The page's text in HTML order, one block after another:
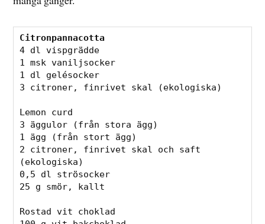
Citronpannacotta
4 dl vispgrädde
1 msk vaniljsocker
1 dl gelésocker
3 citroner, finrivet skal (ekologiska)
Lemon curd
3 äggulor (från stora ägg)
1 ägg (från stort ägg)
2 citroner, finrivet skal och saft
(ekologiska)
0,5 dl strösocker
25 g smör, kallt
Rostad vit choklad